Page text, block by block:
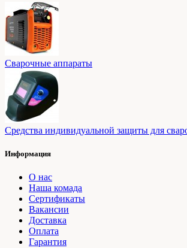
Сварочные аппараты
Средства индивидуальной защиты для
Информация
О нас
Наша комада
Сертификаты
Вакансии
Доставка
Оплата
Гарантия